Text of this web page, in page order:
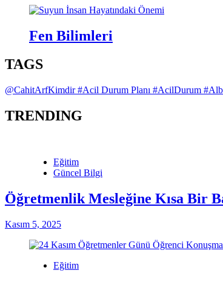
Fen Bilimleri
TAGS
@CahitArfKimdir#Acil Durum Planı #AcilDurum
TRENDING
Eğitim
Güncel Bilgi
Öğretmenlik Mesleğine Kısa Bir
Kasım 5, 2025
Eğitim